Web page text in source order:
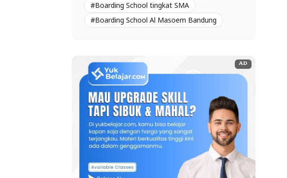
#Boarding School tingkat SMA
#Boarding School Al Masoem Bandung
AD